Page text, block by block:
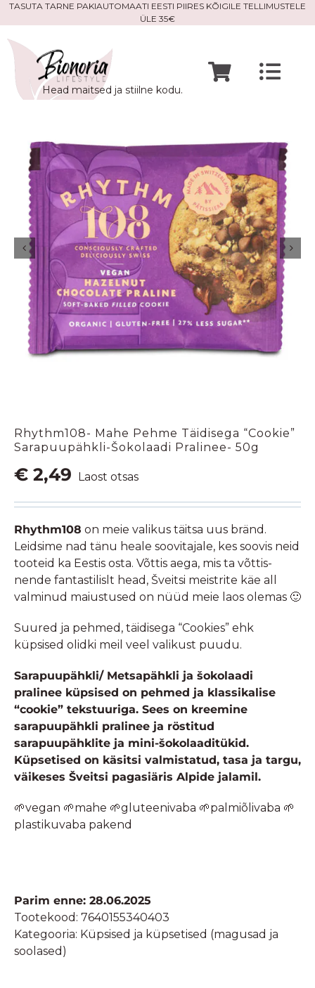
Skip
to
content
TASUTA TARNE PAKIAUTOMAATI EESTI PIIRES KÕIGILE TELLIMUSTELE
ÜLE 35€
Head maitsed ja stiilne kodu.
Mine
Meist
Kontakt
Rhythm108- Mahe Pehme Täidisega “Cookie”
Sarapuupähkli-Šokolaadi Pralinee- 50g
€ 2,49 Laost otsas
Rhythm108 on meie valikus täitsa uus bränd.
Leidsime nad tänu heale soovitajale, kes soovis neid
tooteid ka Eestis osta. Võttis aega, mis ta võttis-
nende fantastilislt head, Šveitsi meistrite käe all
valminud maiustused on nüüd meie laos olemas 🙂
Suured ja pehmed, täidisega “Cookies” ehk
küpsised olidki meil veel valikust puudu.
Sarapuupähkli/ Metsapähkli ja šokolaadi
pralinee küpsised on pehmed ja klassikalise
“cookie” tekstuuriga. Sees on kreemine
sarapuupähkli pralinee ja röstitud
sarapuupähklite ja mini-šokolaaditükid.
Küpsetised on käsitsi valmistatud, tasa ja targu,
väikeses Šveitsi pagasiäris Alpide jalamil.
🌱vegan 🌱mahe 🌱gluteenivaba 🌱palmiõlivaba 🌱
plastikuvaba pakend
Parim enne: 28.06.2025
Tootekood: 7640155340403
Kategooria: Küpsised ja küpsetised (magusad ja
soolased)